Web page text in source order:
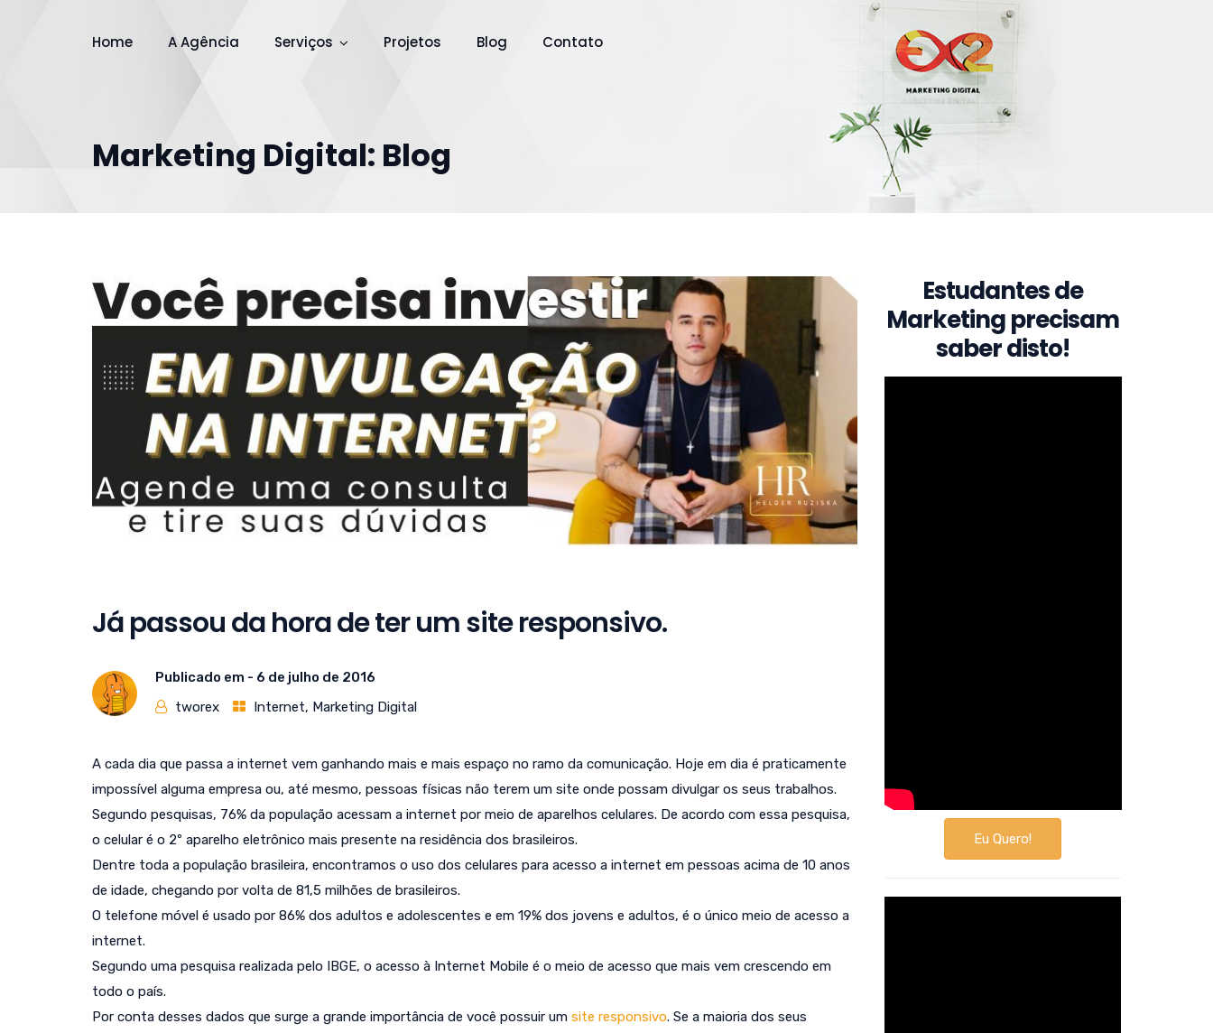
Home A Agência Serviços Projetos Blog Contato
Marketing Digital: Blog
Já passou da hora de ter um site responsivo.
Publicado em - 6 de julho de 2016
tworex
Internet, Marketing Digital
A cada dia que passa a internet vem ganhando mais e mais espaço no ramo da comunicação. Hoje em dia é praticamente
impossível alguma empresa ou, até mesmo, pessoas físicas não terem um site onde possam divulgar os seus trabalhos.
Segundo pesquisas, 76% da população acessam a internet por meio de aparelhos celulares. De acordo com essa pesquisa,
o celular é o 2º aparelho eletrônico mais presente na residência dos brasileiros.
Dentre toda a população brasileira, encontramos o uso dos celulares para acesso a internet em pessoas acima de 10 anos
de idade, chegando por volta de 81,5 milhões de brasileiros.
O telefone móvel é usado por 86% dos adultos e adolescentes e em 19% dos jovens e adultos, é o único meio de acesso a
internet.
Segundo uma pesquisa realizada pelo IBGE, o acesso à Internet Mobile é o meio de acesso que mais vem crescendo em
todo o país.
Por conta desses dados que surge a grande importância de você possuir um site responsivo. Se a maioria dos seus
Estudantes de
Marketing precisam
saber disto!
Eu Quero!